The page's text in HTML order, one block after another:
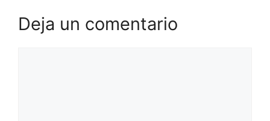
Deja un comentario